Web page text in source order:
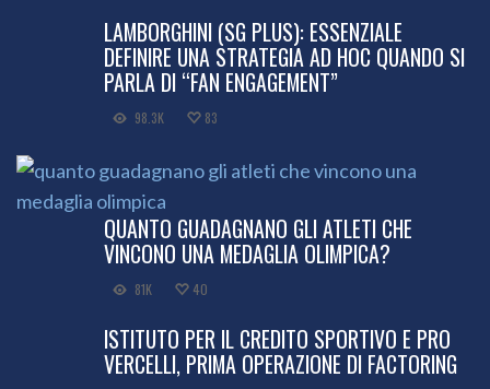
LAMBORGHINI (SG PLUS): ESSENZIALE
DEFINIRE UNA STRATEGIA AD HOC QUANDO SI
PARLA DI “FAN ENGAGEMENT”
98.3K 83
QUANTO GUADAGNANO GLI ATLETI CHE
VINCONO UNA MEDAGLIA OLIMPICA?
81K 40
ISTITUTO PER IL CREDITO SPORTIVO E PRO
VERCELLI, PRIMA OPERAZIONE DI FACTORING